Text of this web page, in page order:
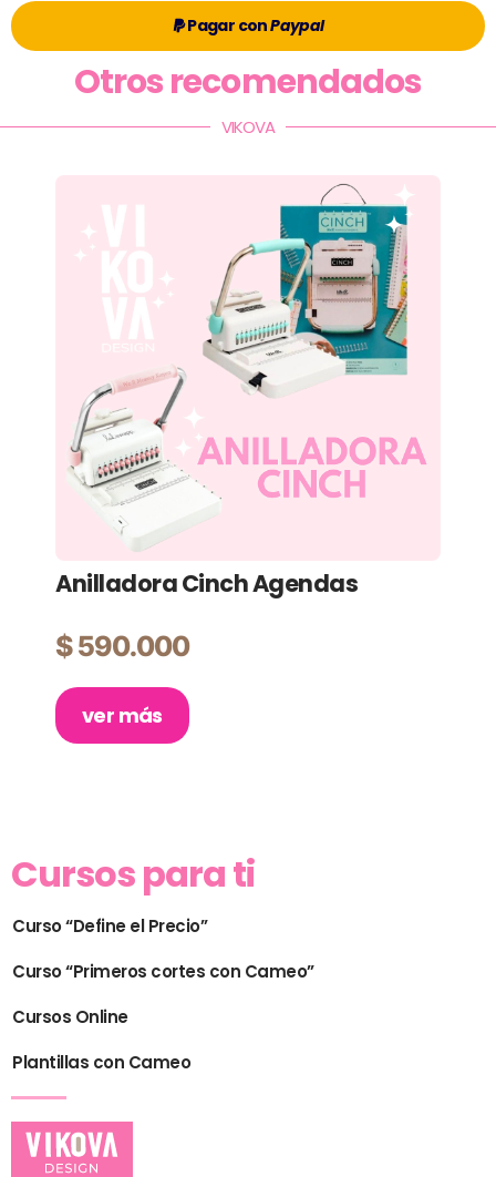
Pagar conPaypal
Otros recomendados
VIKOVA
Anilladora Cinch Agendas
$590.000
ver más
Cursos para ti
Curso “Define el Precio”
Curso “Primeros cortes con Cameo”
Cursos Online
Plantillas con Cameo